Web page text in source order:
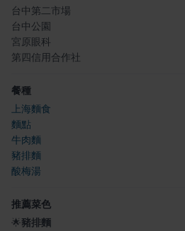
台中第二市場
台中公園
宮原眼科
第四信用合作社
餐種
上海麵食
麵點
牛肉麵
豬排麵
酸梅湯
推薦菜色
🌟豬排麵